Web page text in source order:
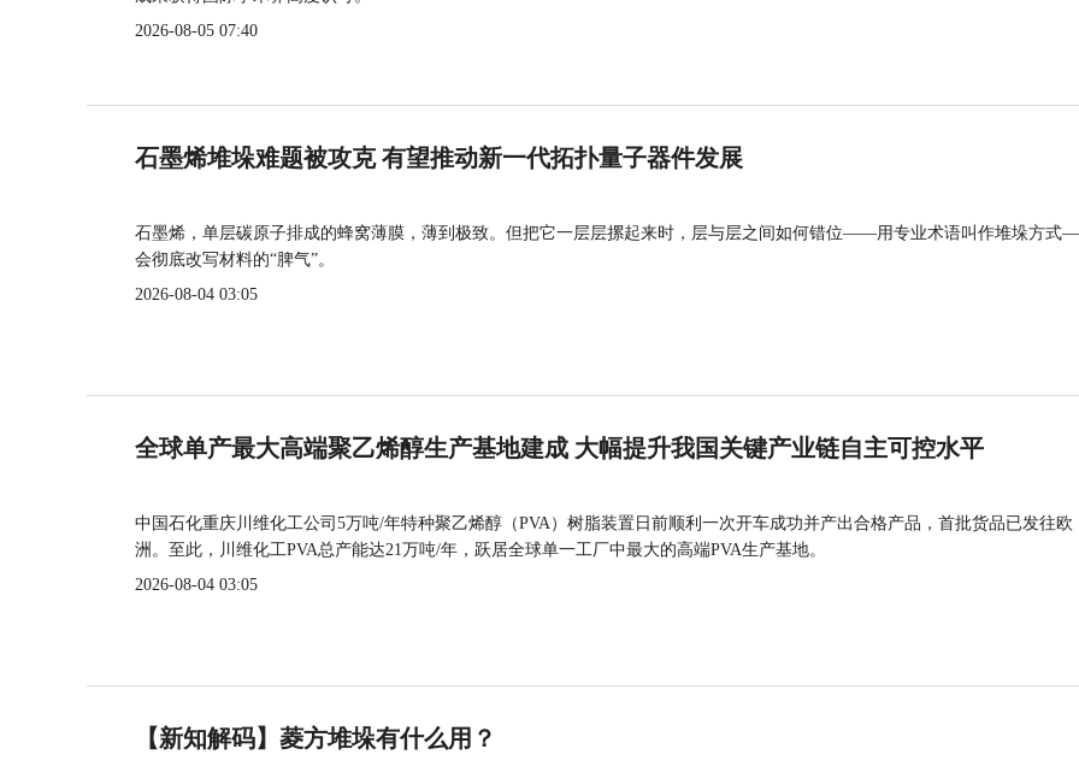
2026-08-05 07:40
石墨烯堆垛难题被攻克 有望推动新一代拓扑量子器件发展
石墨烯，单层碳原子排成的蜂窝薄膜，薄到极致。但把它一层层摞起来时，层与层之间如何错位——用专业术语叫作堆垛方
会彻底改写材料的“脾气”。
2026-08-04 03:05
全球单产最大高端聚乙烯醇生产基地建成 大幅提升我国关键产业链自主可控水平
中国石化重庆川维化工公司5万吨/年特种聚乙烯醇（PVA）树脂装置日前顺利一次开车成功并产出合格产品，首批货品已发往欧
洲。至此，川维化工PVA总产能达21万吨/年，跃居全球单一工厂中最大的高端PVA生产基地。
2026-08-04 03:05
【新知解码】菱方堆垛有什么用？